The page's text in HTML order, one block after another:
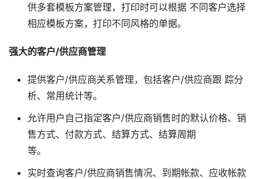
供多套模板方案管理，打印时可以根据 不同客户选择
相应模板方案，打印不同风格的单据。
强大的客户/供应商管理
提供客户/供应商关系管理，包括客户/供应商跟 踪分
析、常用统计等。
允许用户自己指定客户/供应商销售时的默认价格、销
售方式、付款方式、结算方式、结算周期
等。
实时查询客户/供应商销售情况、到期帐款、应收帐款